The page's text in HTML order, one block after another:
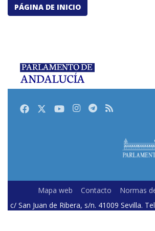
PÁGINA DE INICIO
FacebookTwitterYoutubeInstagram
Telegram
RSS
Mapa web Contacto Normas
c/ San Juan de Ribera, s/n. 41009 Sevilla.